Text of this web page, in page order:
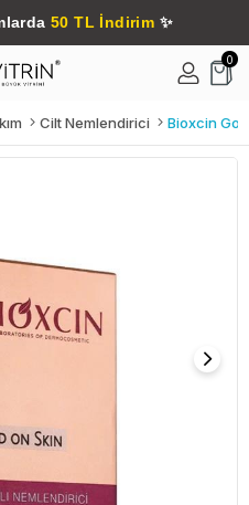
50 TL İndirim ✨
0
Cilt Nemlendirici Bioxcin